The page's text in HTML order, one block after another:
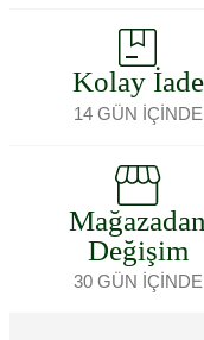
Kolay İade
14 GÜN İÇİNDE
Mağazadan
Değişim
30 GÜN İÇİNDE